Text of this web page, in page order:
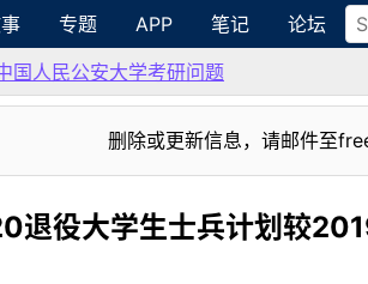
专题 APP 笔记 论坛
国人民公安大学考研问题
删除或更新信息，请邮件至
退役大学生士兵计划较